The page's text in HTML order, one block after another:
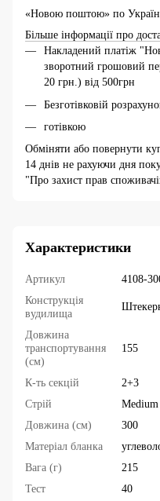
«Новою поштою» по
Більше інформації про
Накладений платіж
зворотний грошовий
20 грн.) від 500грн
Безготівковій
готівкою
Обміняти або повернути
14 днів не рахуючи дня
"Про захист прав
Характеристики
Артикул
4108-
Конструкція
вудилища
Довжина
транспортування
(см)
155
К-ть секцій
2+3
Стрій
Medium
Довжина (см)
300
Матеріал бланка
Вага (г)
215
Тест
40